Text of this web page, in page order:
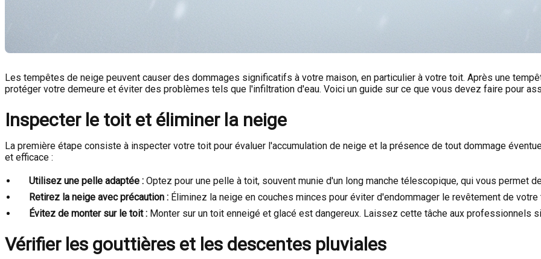
Les tempêtes de neige peuvent causer des dommages significatifs à votre maison, en particulier à votre toit. Après une
protéger votre demeure et éviter des problèmes tels que l'infiltration d'eau. Voici un guide sur ce que vous devez faire pour
Inspecter le toit et éliminer la neige
La première étape consiste à inspecter votre toit pour évaluer l'accumulation de neige et la présence de tout dommage
et efficace :
Utilisez une pelle adaptée : Optez pour une pelle à toit, souvent munie d'un long manche télescopique, qui vous permet
Retirez la neige avec précaution : Éliminez la neige en couches minces pour éviter d'endommager le revêtement de votre
Évitez de monter sur le toit : Monter sur un toit enneigé et glacé est dangereux. Laissez cette tâche aux professionnels
Vérifier les gouttières et les descentes pluviales